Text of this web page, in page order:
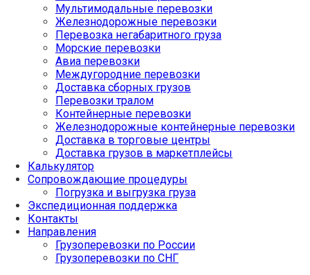
Мультимодальные перевозки
Железнодорожные перевозки
Перевозка негабаритного груза
Морские перевозки
Авиа перевозки
Междугородние перевозки
Доставка сборных грузов
Перевозки тралом
Контейнерные перевозки
Железнодорожные контейнерные перевозки
Доставка в торговые центры
Доставка грузов в маркетплейсы
Калькулятор
Сопровождающие процедуры
Погрузка и выгрузка груза
Экспедиционная поддержка
Контакты
Направления
Грузоперевозки по России
Грузоперевозки по СНГ